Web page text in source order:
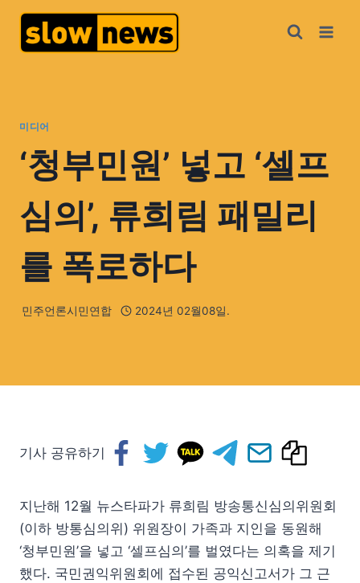
미디어
‘청부민원’ 넣고 ‘셀프
심의’, 류희림 패밀리
를 폭로하다
민주언론시민연합 2024년 02월08일.
기사 공유하기
지난해 12월 뉴스타파가 류희림 방송통신심의위원회
(이하 방통심의위) 위원장이 가족과 지인을 동원해
‘청부민원’을 넣고 ‘셀프심의’를 벌였다는 의혹을 제기
했다. 국민권익위원회에 접수된 공익신고서가 그 근